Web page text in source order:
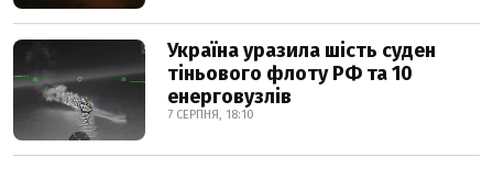
Україна уразила шість суден
тіньового флоту РФ та 10
енерговузлів
7 СЕРПНЯ, 18:10